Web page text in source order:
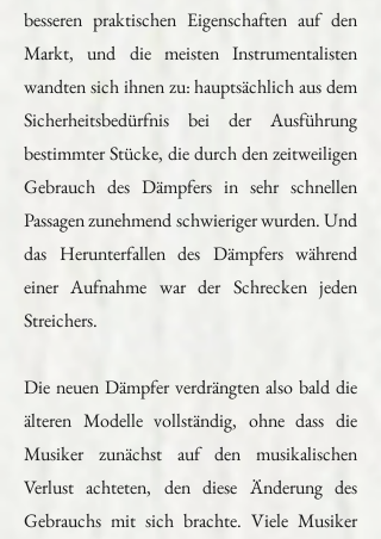
besseren praktischen Eigenschaften auf den
Markt, und die meisten Instrumentalisten
wandten sich ihnen zu: hauptsächlich aus dem
Sicherheitsbedürfnis bei der Ausführung
bestimmter Stücke, die durch den zeitweiligen
Gebrauch des Dämpfers in sehr schnellen
Passagen zunehmend schwieriger wurden. Und
das Herunterfallen des Dämpfers während
einer Aufnahme war der Schrecken jeden
Streichers.
Die neuen Dämpfer verdrängten also bald die
älteren Modelle vollständig, ohne dass die
Musiker zunächst auf den musikalischen
Verlust achteten, den diese Änderung des
Gebrauchs mit sich brachte. Viele Musiker